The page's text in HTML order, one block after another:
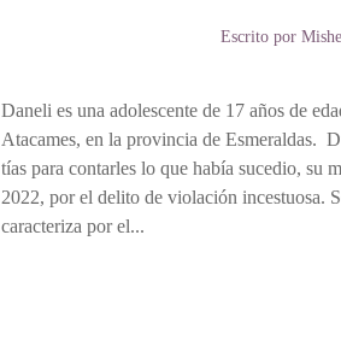
Escrito por
Daneli es una adolescente de 17 años de
Atacames, en la provincia de Esmeraldas.
tías para contarles lo que había sucedio, su
2022, por el delito de violación incestuosa.
caracteriza por el...